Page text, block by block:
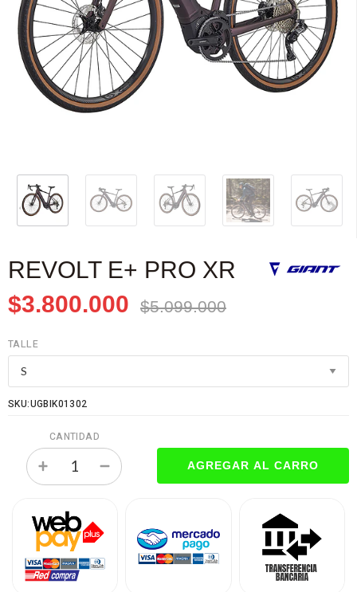
REVOLT E+ PRO XR
$3.800.000
$5.099.000
TALLE
SKU:UGBIK01302
CANTIDAD